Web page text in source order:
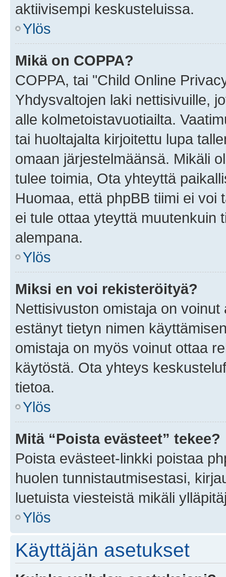
aktiivisempi keskusteluissa.
Ylös
Mikä on COPPA?
COPPA, tai "Child Online
Yhdysvaltojen laki nettisivuille,
alle kolmetoistavuotiailta.
tai huoltajalta kirjoitettu lupa
omaan järjestelmäänsä. Mikäli
tulee toimia, Ota yhteyttä
Huomaa, että phpBB tiimi ei
ei tule ottaa yteyttä muutenkuin
alempana.
Ylös
Miksi en voi rekisteröityä?
Nettisivuston omistaja on
estänyt tietyn nimen
omistaja on myös voinut ottaa
käytöstä. Ota yhteys
tietoa.
Ylös
Mitä “Poista evästeet” tekee?
Poista evästeet-linkki poistaa
huolen tunnistautmisestasi,
luetuista viesteistä mikäli
Ylös
Käyttäjän asetukset